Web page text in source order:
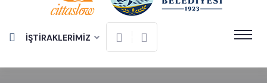
İŞTİRAKLERİMİZ